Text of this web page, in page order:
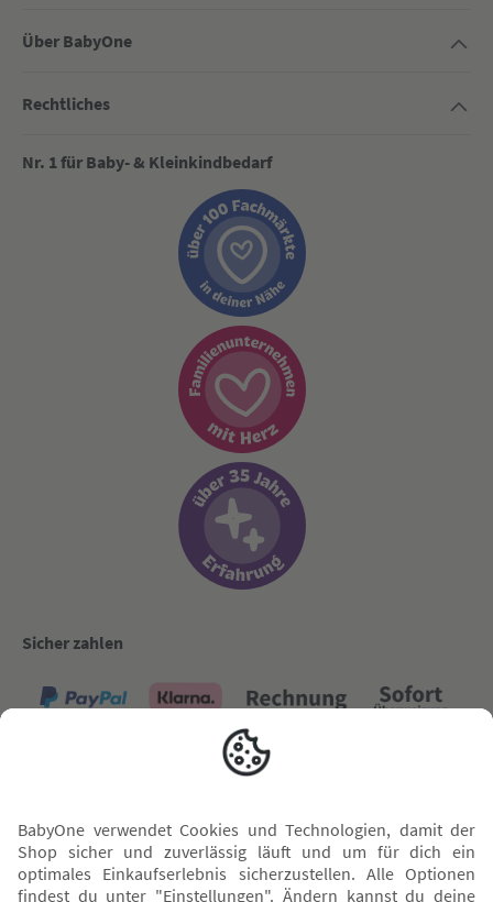
Über BabyOne
Rechtliches
Nr. 1 für Baby- & Kleinkindbedarf
Sicher zahlen
Versand mit